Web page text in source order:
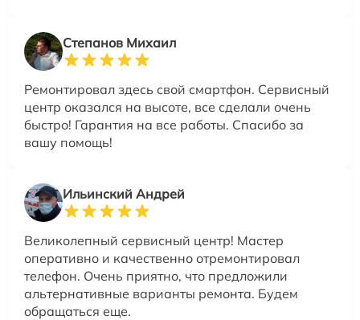
Степанов Михаил
Ремонтировал здесь свой смартфон. Сервисный
центр оказался на высоте, все сделали очень
быстро! Гарантия на все работы. Спасибо за
вашу помощь!
Ильинский Андрей
Великолепный сервисный центр! Мастер
оперативно и качественно отремонтировал
телефон. Очень приятно, что предложили
альтернативные варианты ремонта. Будем
обращаться еще.